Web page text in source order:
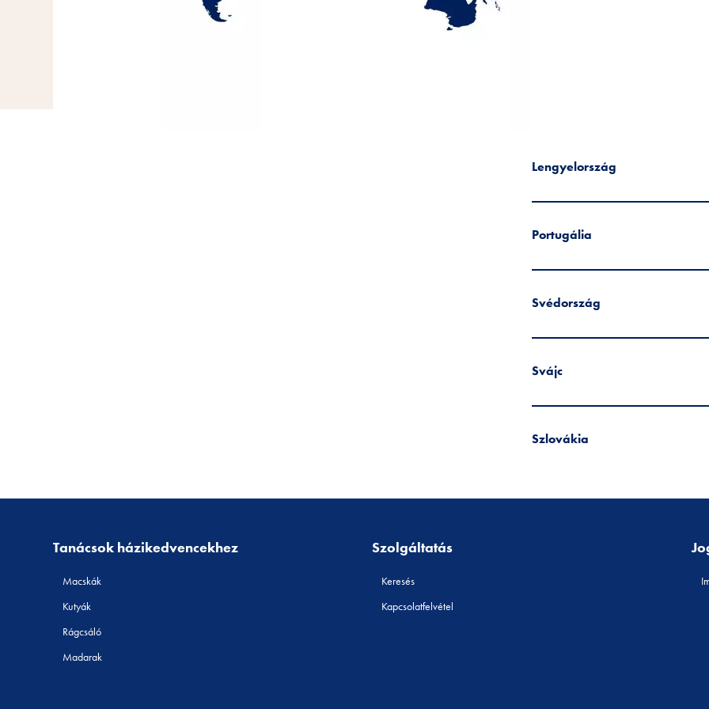
Lengyelország
Portugália
Svédország
Svájc
Szlovákia
Tanácsok házikedvencekhez
Macskák
Kutyák
Rágcsáló
Madarak
Szolgáltatás
Keresés
Kapcsolatfelvétel